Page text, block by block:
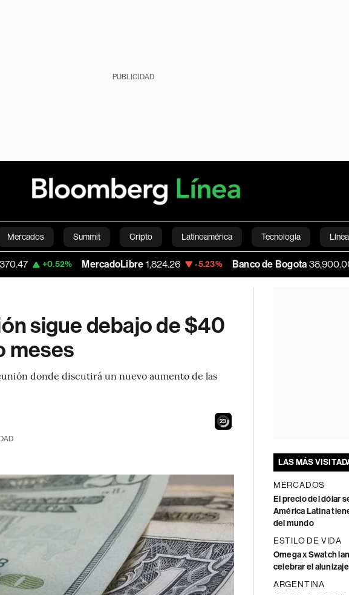
PUBLICIDAD
Mercados Summit Cripto Latinoamérica Tecnología
Economía Estilo de vida Mundo Videos English
MercadoLibre 1,824.26 -5.23% Banco de Bogota 38,900.00 +0.46%
sigue debajo de $40
meses
donde discutirá un nuevo aumento de las
21
LAS MÁS
MERCADOS
El precio del dólar
América Latina
del mundo
ESTILO DE VIDA
Omega x Swatch
celebrar el alunizaje
ARGENTINA